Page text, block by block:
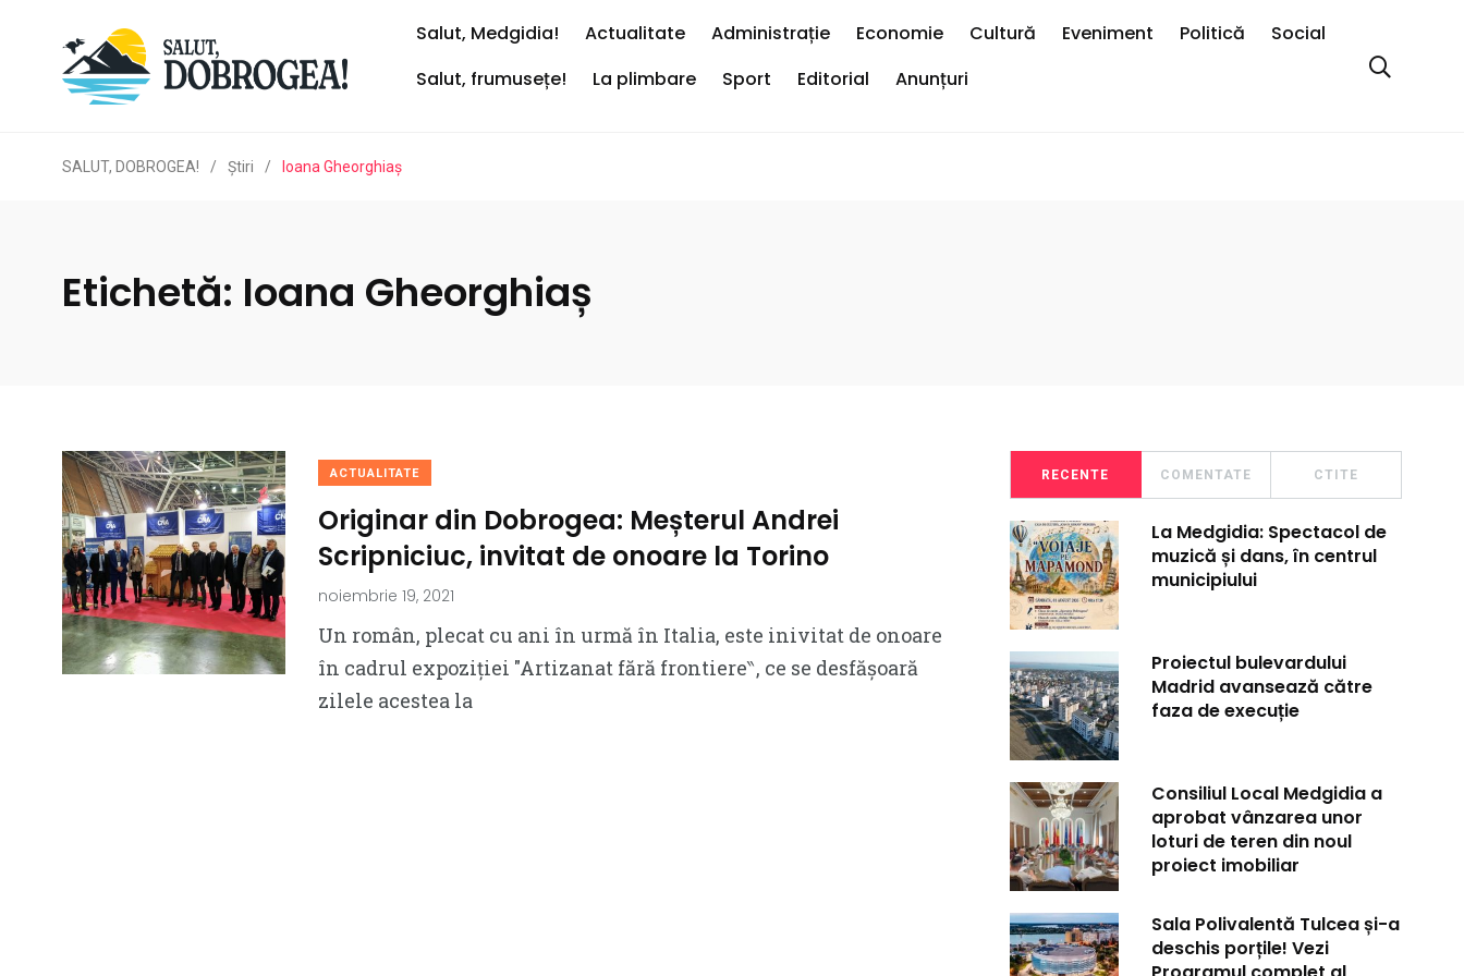
Salut, Medgidia! Actualitate Administrație Economie Cultură Eveniment Politică
Social
Salut, frumusețe!
La plimbare Sport Editorial Anunțuri
SALUT, DOBROGEA! / Ştiri / Ioana Gheorghiaș
Etichetă: Ioana Gheorghiaș
ACTUALITATE
Originar din Dobrogea: Meșterul Andrei
Scripniciuc, invitat de onoare la Torino
noiembrie 19, 2021
Un român, plecat cu ani în urmă în Italia, este inivitat de onoare
în cadrul expoziției ″Artizanat fără frontiere‶, ce se desfășoară
zilele acestea la
RECENTE COMENTATE CTITE
La Medgidia: Spectacol de
muzică și dans, în centrul
municipiului
Proiectul bulevardului
Madrid avansează către
faza de execuție
Consiliul Local Medgidia a
aprobat vânzarea unor
loturi de teren din noul
proiect imobiliar
Sala Polivalentă Tulcea și-a
deschis porțile! Vezi